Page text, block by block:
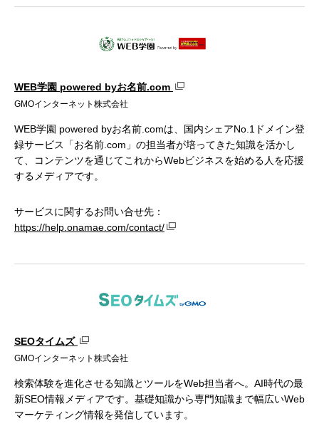
WEB学園 powered byお名前.com
GMOインターネット株式会社
WEB学園 powered byお名前.comは、国内シェアNo.1ドメイン登
録サービス「お名前.com」の担当者が培ってきた知識を活かし
て、コンテンツを通じてこれからWebビジネスを始める人を応援
するメディアです。
サービスに関するお問い合せ先：
https://help.onamae.com/contact/
SEOタイムズ
GMOインターネット株式会社
検索体験を進化させる知識とツールをWeb担当者へ。AI時代の最
新SEO情報メディアです。基礎知識から専門知識まで幅広いWeb
マーケティング情報を発信しています。